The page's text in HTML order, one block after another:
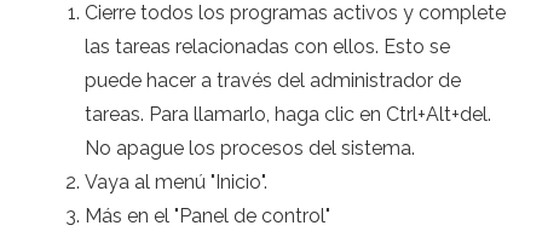
Cierre todos los programas activos y complete
las tareas relacionadas con ellos. Esto se
puede hacer a través del administrador de
tareas. Para llamarlo, haga clic en Ctrl+Alt+del.
No apague los procesos del sistema.
Vaya al menú "Inicio".
Más en el "Panel de control"